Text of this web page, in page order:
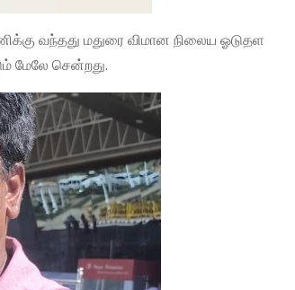
வந்தது மதுரை விமான நிலைய ஓடுதள
மேலே சென்றது.